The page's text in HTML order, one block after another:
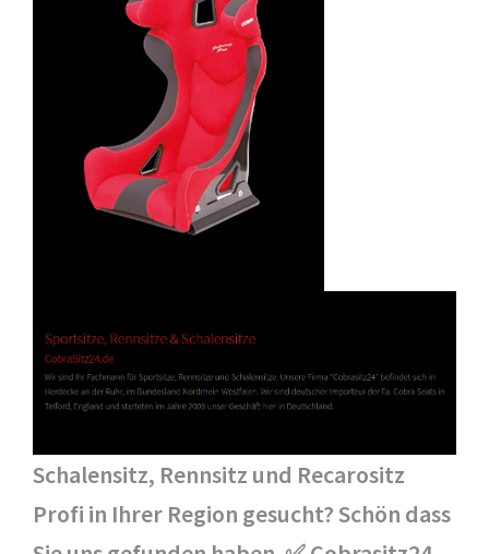
Schalensitz, Rennsitz und Recarositz
Profi in Ihrer Region gesucht? Schön dass